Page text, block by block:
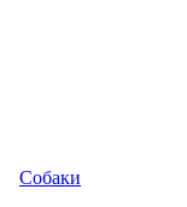
Собаки